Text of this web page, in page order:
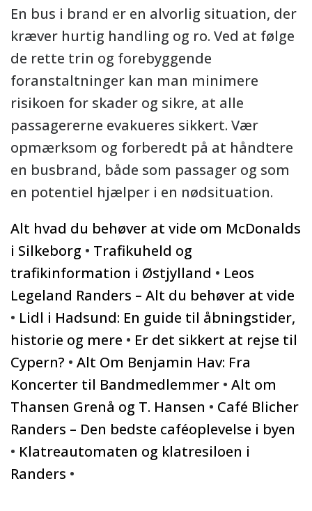
En bus i brand er en alvorlig situation, der
kræver hurtig handling og ro. Ved at følge
de rette trin og forebyggende
foranstaltninger kan man minimere
risikoen for skader og sikre, at alle
passagererne evakueres sikkert. Vær
opmærksom og forberedt på at håndtere
en busbrand, både som passager og som
en potentiel hjælper i en nødsituation.
Alt hvad du behøver at vide om McDonalds
i Silkeborg • Trafikuheld og
trafikinformation i Østjylland • Leos
Legeland Randers – Alt du behøver at vide
• Lidl i Hadsund: En guide til åbningstider,
historie og mere • Er det sikkert at rejse til
Cypern? • Alt Om Benjamin Hav: Fra
Koncerter til Bandmedlemmer • Alt om
Thansen Grenå og T. Hansen • Café Blicher
Randers – Den bedste caféoplevelse i byen
• Klatreautomaten og klatresiloen i
Randers •